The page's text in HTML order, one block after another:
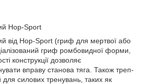
Hop-Sport
від Hop-Sport (гриф для мертвої або
гриф ромбовидної форми,
конструкції дозволяє
вправу станова тяга. Також треп-
силових тренувань, таких як